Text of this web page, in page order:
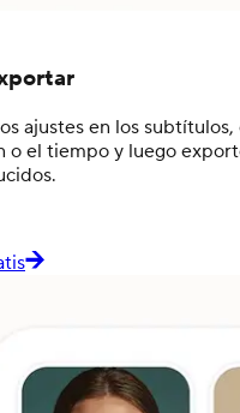
ajustes en los subtítulos,
o el tiempo y luego